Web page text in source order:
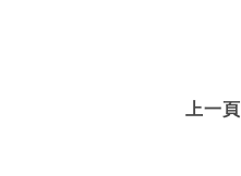
上一頁